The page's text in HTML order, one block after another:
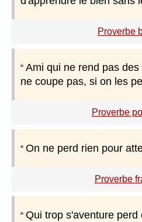
Proverbe
Ami qui ne rend pas
ne coupe pas, si on les
Proverbe
On ne perd rien pour
Proverbe
Qui trop s'aventure perd